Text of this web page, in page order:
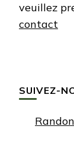
veuillez
contact
SUIVEZ-